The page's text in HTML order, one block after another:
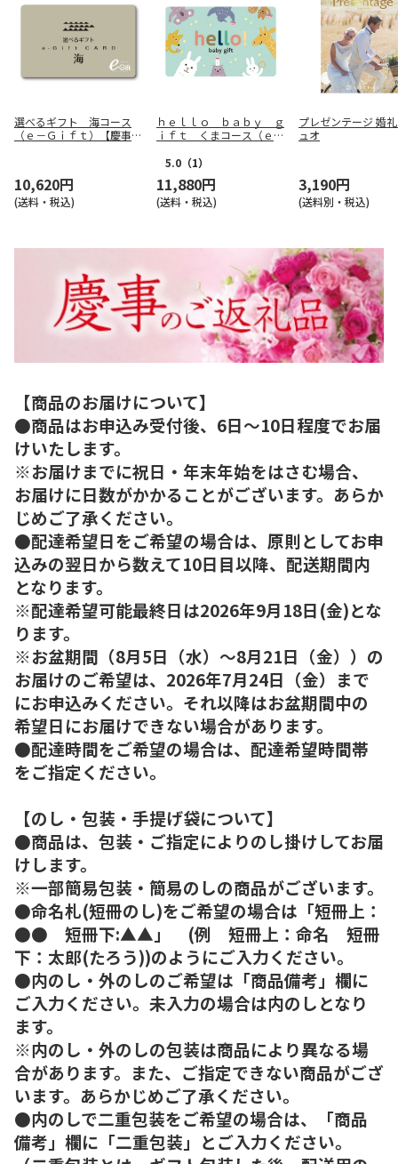
選べるギフト 海コース
（ｅ－Ｇｉｆｔ）【慶事
10,620円
(送料・税込)
ｈｅｌｌｏ ｂａｂｙ ｇ
ｉｆｔ くまコース（ｅ－
5.0 （1）
11,880円
(送料・税込)
プレゼンテージ 婚
ュオ
3,190円
(送料別・税込)
【商品のお届けについて】
●商品はお申込み受付後、6日～10日程度でお届
けいたします。
※お届けまでに祝日・年末年始をはさむ場合、
お届けに日数がかかることがございます。あらか
じめご了承ください。
●配達希望日をご希望の場合は、原則としてお申
込みの翌日から数えて10日目以降、配送期間内
となります。
※配達希望可能最終日は2026年9月18日(金)とな
ります。
※お盆期間（8月5日（水）～8月21日（金））の
お届けのご希望は、2026年7月24日（金）まで
にお申込みください。それ以降はお盆期間中の
希望日にお届けできない場合があります。
●配達時間をご希望の場合は、配達希望時間帯
をご指定ください。
【のし・包装・手提げ袋について】
●商品は、包装・ご指定によりのし掛けしてお届
けします。
※一部簡易包装・簡易のしの商品がございます。
●命名札(短冊のし)をご希望の場合は「短冊上：
●● 短冊下:▲▲」 (例 短冊上：命名 短冊
下：太郎(たろう))のようにご入力ください。
●内のし・外のしのご希望は「商品備考」欄に
ご入力ください。未入力の場合は内のしとなり
ます。
※内のし・外のしの包装は商品により異なる場
合があります。また、ご指定できない商品がござ
います。あらかじめご了承ください。
●内のしで二重包装をご希望の場合は、「商品
備考」欄に「二重包装」とご入力ください。